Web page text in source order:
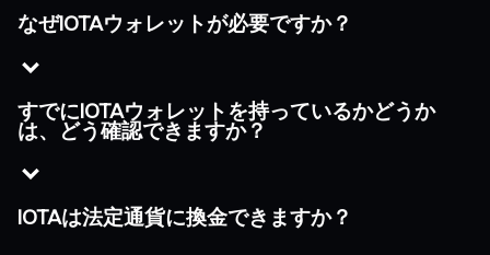
なぜIOTAウォレットが必要ですか？
すでにIOTAウォレットを持っているかどうか
は、どう確認できますか？
IOTAは法定通貨に換金できますか？